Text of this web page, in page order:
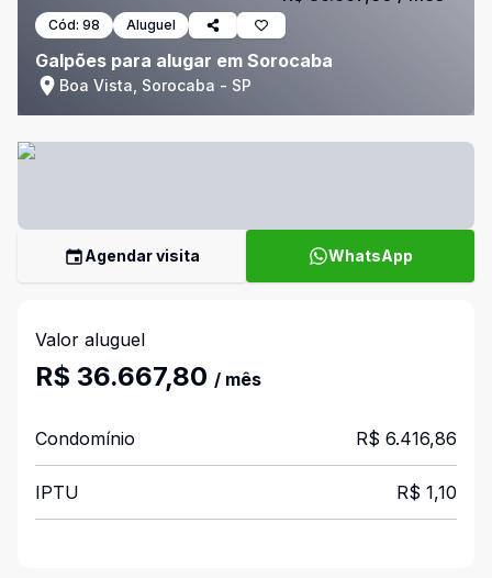
Cód: 98 Aluguel
Galpões para alugar em Sorocaba
Boa Vista, Sorocaba - SP
Agendar visita WhatsApp
Valor aluguel
R$ 36.667,80 / mês
Condomínio R$ 6.416,86
IPTU R$ 1,10